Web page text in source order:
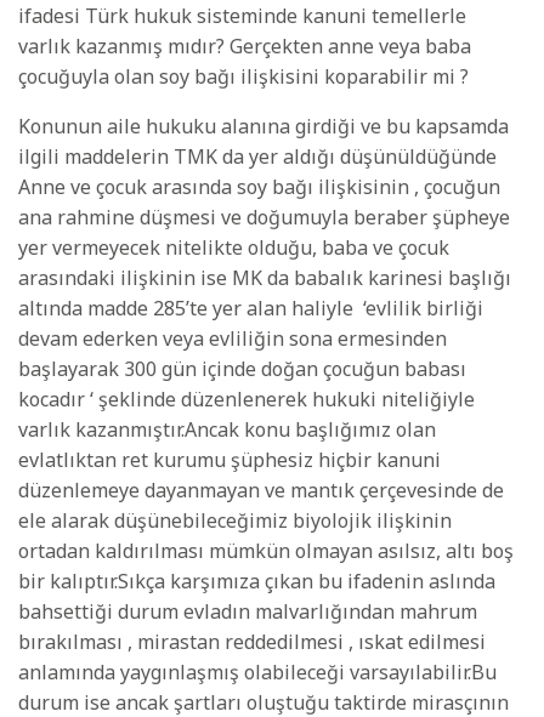
ifadesi Türk hukuk sisteminde kanuni temellerle
varlık kazanmış mıdır? Gerçekten anne veya baba
çocuğuyla olan soy bağı ilişkisini koparabilir mi ?
Konunun aile hukuku alanına girdiği ve bu kapsamda
ilgili maddelerin TMK da yer aldığı düşünüldüğünde
Anne ve çocuk arasında soy bağı ilişkisinin , çocuğun
ana rahmine düşmesi ve doğumuyla beraber şüpheye
yer vermeyecek nitelikte olduğu, baba ve çocuk
arasındaki ilişkinin ise MK da babalık karinesi başlığı
altında madde 285’te yer alan haliyle ‘evlilik birliği
devam ederken veya evliliğin sona ermesinden
başlayarak 300 gün içinde doğan çocuğun babası
kocadır ‘ şeklinde düzenlenerek hukuki niteliğiyle
varlık kazanmıştır.Ancak konu başlığımız olan
evlatlıktan ret kurumu şüphesiz hiçbir kanuni
düzenlemeye dayanmayan ve mantık çerçevesinde de
ele alarak düşünebileceğimiz biyolojik ilişkinin
ortadan kaldırılması mümkün olmayan asılsız, altı boş
bir kalıptır.Sıkça karşımıza çıkan bu ifadenin aslında
bahsettiği durum evladın malvarlığından mahrum
bırakılması , mirastan reddedilmesi , ıskat edilmesi
anlamında yaygınlaşmış olabileceği varsayılabilir.Bu
durum ise ancak şartları oluştuğu taktirde mirasçının